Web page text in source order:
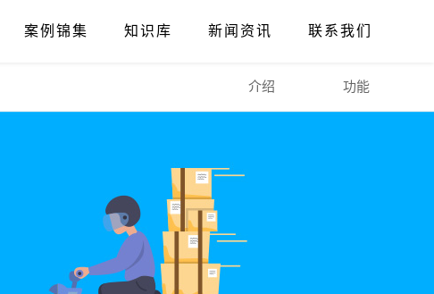
案例锦集 知识库 新闻资讯 联系我们
介绍 功能